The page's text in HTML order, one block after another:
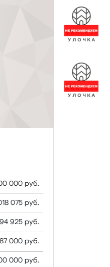
000 руб.
075 руб.
925 руб.
000 руб.
000 руб.